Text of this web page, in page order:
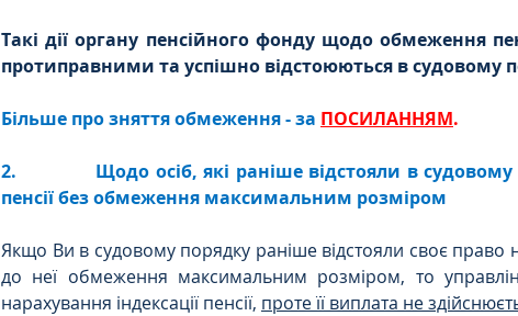
Такі дії органу пенсійного фонду щодо обмеження
протиправними та успішно відстоюються в судовому
Більше про зняття обмеження - за ПОСИЛАННЯМ.
2.             Щодо осіб, які раніше відстояли в
пенсії без обмеження максимальним розміром
Якщо Ви в судовому порядку раніше відстояли своє право
до неї обмеження максимальним розміром, то
нарахування індексації пенсії, проте її виплата не